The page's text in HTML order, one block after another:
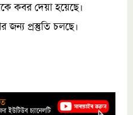
কবর দেয়া হয়েছে।
জন্য প্রস্তুতি চলছে।